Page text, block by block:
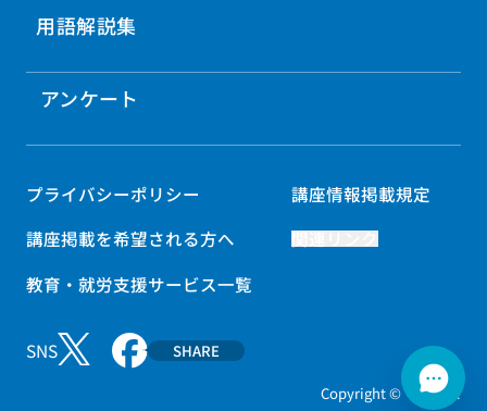
用語解説集
アンケート
プライバシーポリシー
講座情報掲載規定
講座掲載を希望される方へ
関連リンク
教育・就労支援サービス一覧
SNS SHARE
Copyright © マナパス